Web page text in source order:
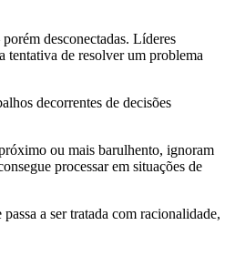
desconectadas. Líderes
tentativa de resolver um problema
decorrentes de decisões
ou mais barulhento, ignoram
processar em situações de
a ser tratada com racionalidade,